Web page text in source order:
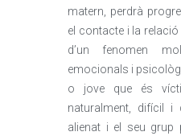
matern, perdrà
el contacte i la
d’un fenomen
emocionals i
o jove que és
naturalment, difícil i
alienat i el seu grup